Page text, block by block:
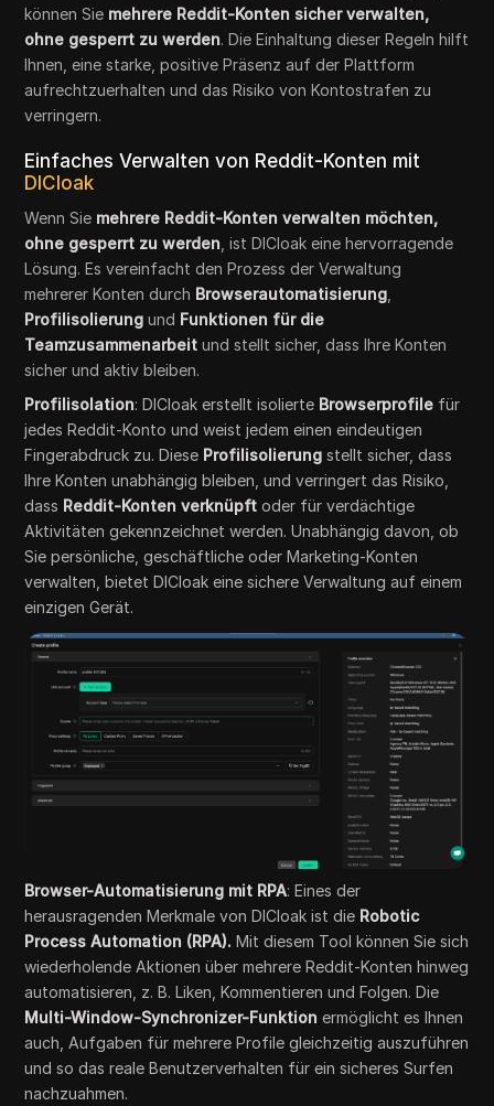
können Sie mehrere Reddit-Konten sicher verwalten,
ohne gesperrt zu werden. Die Einhaltung dieser Regeln hilft
Ihnen, eine starke, positive Präsenz auf der Plattform
aufrechtzuerhalten und das Risiko von Kontostrafen zu
verringern.
Einfaches Verwalten von Reddit-Konten mit
DICloak
Wenn Sie mehrere Reddit-Konten verwalten möchten,
ohne gesperrt zu werden , ist DICloak eine hervorragende
Lösung. Es vereinfacht den Prozess der Verwaltung
mehrerer Konten durch Browserautomatisierung
Profilisolierung und Funktionen für die
Teamzusammenarbeit und stellt sicher, dass Ihre Konten
sicher und aktiv bleiben.
Profilisolation: DICloak erstellt isolierte Browserprofile für
jedes Reddit-Konto und weist jedem einen eindeutigen
Fingerabdruck zu. Diese Profilisolierung stellt sicher, dass
Ihre Konten unabhängig bleiben, und verringert das Risiko,
dass Reddit-Konten verknüpft oder für verdächtige
Aktivitäten gekennzeichnet werden. Unabhängig davon, ob
Sie persönliche, geschäftliche oder Marketing-Konten
verwalten, bietet DICloak eine sichere Verwaltung auf einem
einzigen Gerät.
Browser-Automatisierung mit RPA: Eines der
herausragenden Merkmale von DICloak ist die Robotic
Process Automation (RPA). Mit diesem Tool können Sie sich
wiederholende Aktionen über mehrere Reddit-Konten hinweg
automatisieren, z. B. Liken, Kommentieren und Folgen. Die
Multi-Window-Synchronizer-Funktion ermöglicht es Ihnen
auch, Aufgaben für mehrere Profile gleichzeitig auszuführen
und so das reale Benutzerverhalten für ein sicheres Surfen
nachzuahmen.